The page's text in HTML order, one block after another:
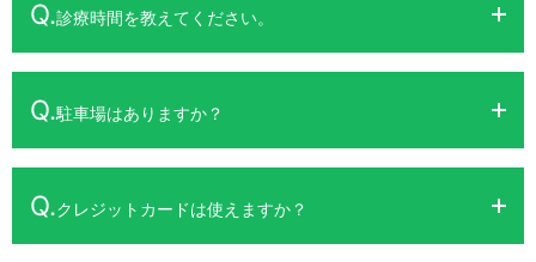
Q.診療時間を教えてください。
Q.駐車場はありますか？
Q.クレジットカードは使えますか？